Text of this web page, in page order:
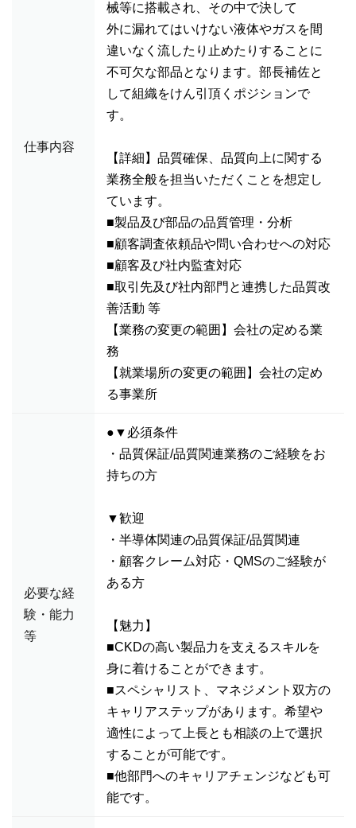
仕事内容
械等に搭載され、その中で決して
外に漏れてはいけない液体やガスを間
違いなく流したり止めたりすることに
不可欠な部品となります。部長補佐と
して組織をけん引頂くポジションで
す。
【詳細】品質確保、品質向上に関する
業務全般を担当いただくことを想定し
ています。
■製品及び部品の品質管理・分析
■顧客調査依頼品や問い合わせへの対応
■顧客及び社内監査対応
■取引先及び社内部門と連携した品質改
善活動 等
【業務の変更の範囲】会社の定める業
務
【就業場所の変更の範囲】会社の定め
る事業所
必要な経
験・能力
等
●▼必須条件
・品質保証/品質関連業務のご経験をお
持ちの方
▼歓迎
・半導体関連の品質保証/品質関連
・顧客クレーム対応・QMSのご経験が
ある方
【魅力】
■CKDの高い製品力を支えるスキルを
身に着けることができます。
■スペシャリスト、マネジメント双方の
キャリアステップがあります。希望や
適性によって上長とも相談の上で選択
することが可能です。
■他部門へのキャリアチェンジなども可
能です。